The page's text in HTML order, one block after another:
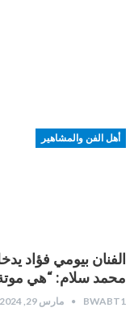
أهل الفن والمشاهير
الفنان بيومي فؤاد
محمد سلام: “هي موتة
BWABT1 مارس 29, 2024